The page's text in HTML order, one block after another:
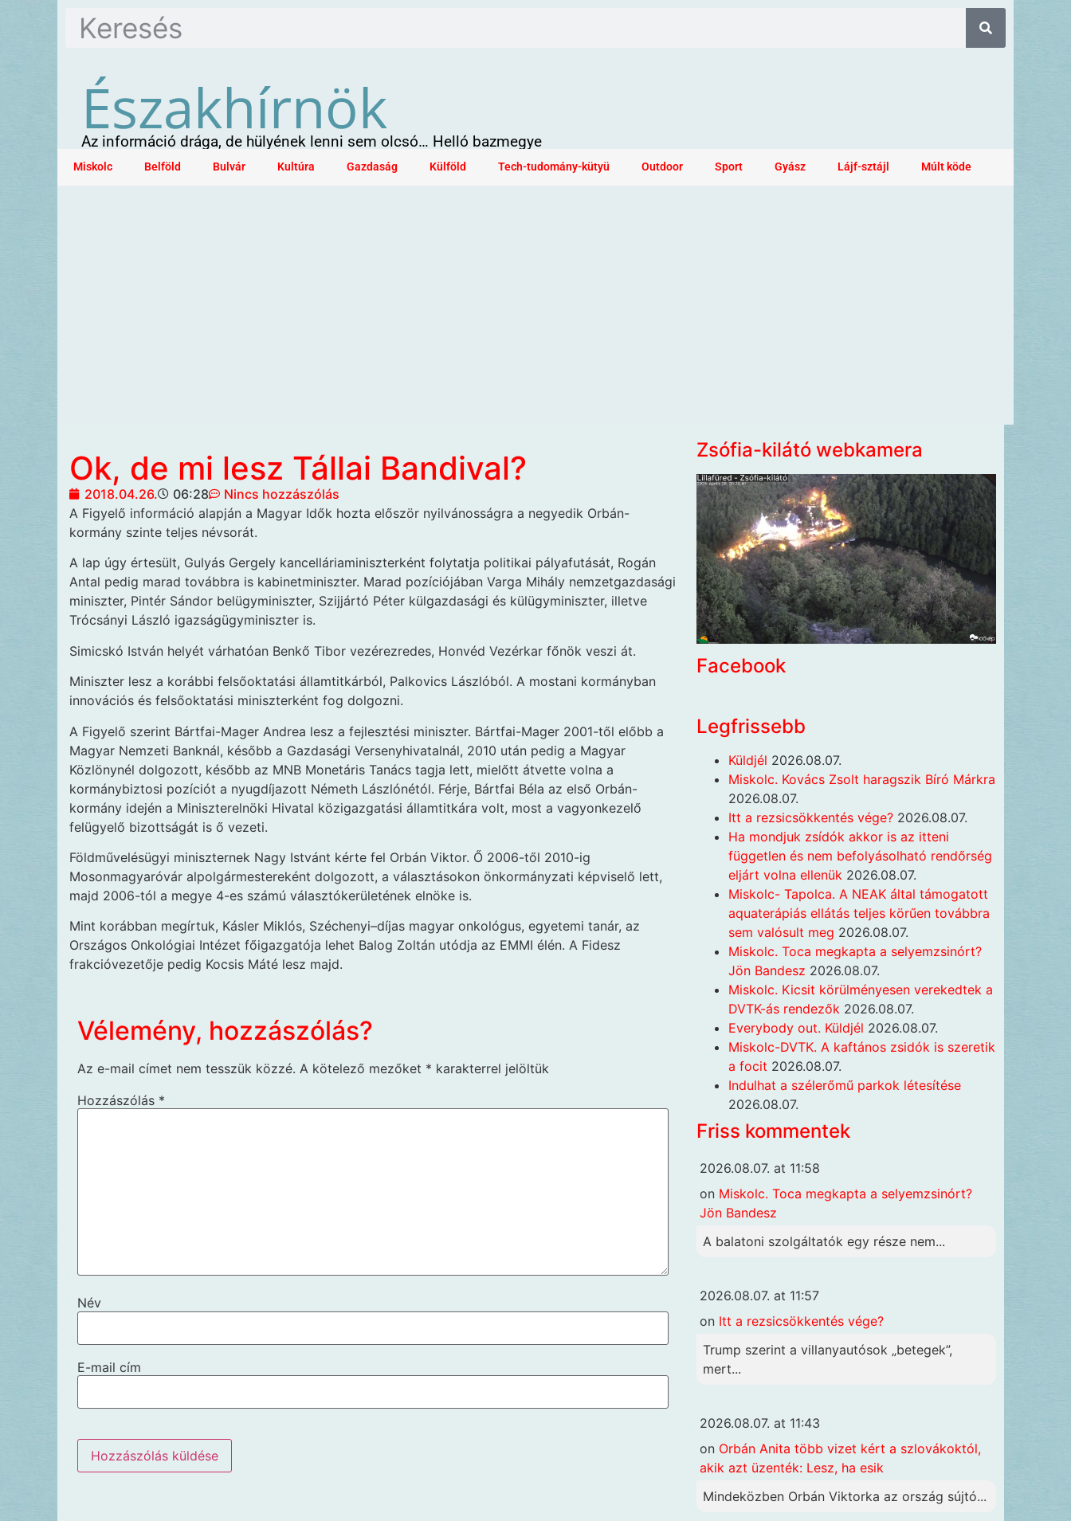
Északhírnök
Az információ drága, de hülyének lenni sem olcsó… Helló bazmegye
Miskolc Belföld Bulvár Kultúra Gazdaság Külföld Tech-tudomány-kütyü Outdoor Sport Gyász Lájf-sztájl Múlt köde
Ok, de mi lesz Tállai Bandival?
2018.04.26. 06:28
Nincs hozzászólás
A Figyelő információ alapján a Magyar Idők hozta először nyilvánosságra a negyedik Orbán-
kormány szinte teljes névsorát.
A lap úgy értesült, Gulyás Gergely kancelláriaminiszterként folytatja politikai pályafutását, Rogán
Antal pedig marad továbbra is kabinetminiszter. Marad pozíciójában Varga Mihály nemzetgazdasági
miniszter, Pintér Sándor belügyminiszter, Szijjártó Péter külgazdasági és külügyminiszter, illetve
Trócsányi László igazságügyminiszter is.
Simicskó István helyét várhatóan Benkő Tibor vezérezredes, Honvéd Vezérkar főnök veszi át.
Miniszter lesz a korábbi felsőoktatási államtitkárból, Palkovics Lászlóból. A mostani kormányban
innovációs és felsőoktatási miniszterként fog dolgozni.
A Figyelő szerint Bártfai-Mager Andrea lesz a fejlesztési miniszter. Bártfai-Mager 2001-től előbb a
Magyar Nemzeti Banknál, később a Gazdasági Versenyhivatalnál, 2010 után pedig a Magyar
Közlönynél dolgozott, később az MNB Monetáris Tanács tagja lett, mielőtt átvette volna a
kormánybiztosi pozíciót a nyugdíjazott Németh Lászlónétól. Férje, Bártfai Béla az első Orbán-
kormány idején a Miniszterelnöki Hivatal közigazgatási államtitkára volt, most a vagyonkezelő
felügyelő bizottságát is ő vezeti.
Földművelésügyi miniszternek Nagy Istvánt kérte fel Orbán Viktor. Ő 2006-től 2010-ig
Mosonmagyaróvár alpolgármestereként dolgozott, a választásokon önkormányzati képviselő lett,
majd 2006-tól a megye 4-es számú választókerületének elnöke is.
Mint korábban megírtuk, Kásler Miklós, Széchenyi–díjas magyar onkológus, egyetemi tanár, az
Országos Onkológiai Intézet főigazgatója lehet Balog Zoltán utódja az EMMI élén. A Fidesz
frakcióvezetője pedig Kocsis Máté lesz majd.
Vélemény, hozzászólás?
Az e-mail címet nem tesszük közzé. A kötelező mezőket * karakterrel jelöltük
Hozzászólás *
Név
E-mail cím
Zsófia-kilátó webkamera
Facebook
Legfrissebb
Küldjél 2026.08.07.
Miskolc. Kovács Zsolt haragszik Bíró Márkra
2026.08.07.
Itt a rezsicsökkentés vége? 2026.08.07.
Ha mondjuk zsídók akkor is az itteni
független és nem befolyásolható rendőrség
eljárt volna ellenük 2026.08.07.
Miskolc- Tapolca. A NEAK által támogatott
aquaterápiás ellátás teljes körűen továbbra
sem valósult meg 2026.08.07.
Miskolc. Toca megkapta a selyemzsinórt?
Jön Bandesz 2026.08.07.
Miskolc. Kicsit körülményesen verekedtek a
DVTK-ás rendezők 2026.08.07.
Everybody out. Küldjél 2026.08.07.
Miskolc-DVTK. A kaftános zsidók is szeretik
a focit 2026.08.07.
Indulhat a szélerőmű parkok létesítése
2026.08.07.
Friss kommentek
2026.08.07. at 11:58
on Miskolc. Toca megkapta a selyemzsinórt?
Jön Bandesz
A balatoni szolgáltatók egy része nem...
2026.08.07. at 11:57
on Itt a rezsicsökkentés vége?
Trump szerint a villanyautósok „betegek”,
mert...
2026.08.07. at 11:43
on Orbán Anita több vizet kért a szlovákoktól,
akik azt üzenték: Lesz, ha esik
Mindeközben Orbán Viktorka az ország sújtó...